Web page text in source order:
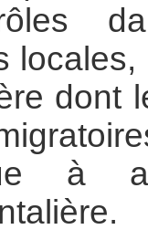
locales,
dont
à